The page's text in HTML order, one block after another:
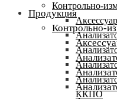
Контрольно-
ККПО
Продукция
Контрольно-